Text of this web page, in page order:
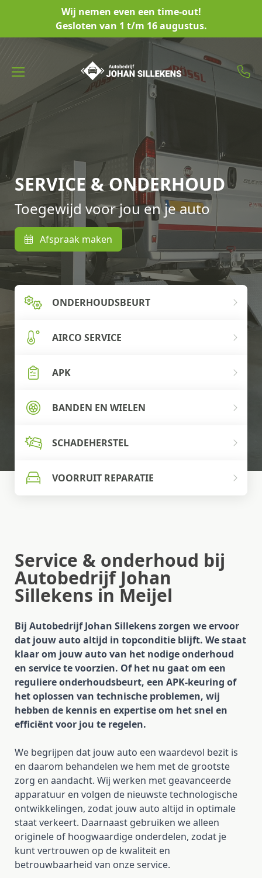
Wij nemen even een time-out!
Gesloten van 1 t/m 16 augustus.
SERVICE & ONDERHOUD
Toegewijd voor jou en je auto
Afspraak maken
ONDERHOUDSBEURT
AIRCO SERVICE
APK
BANDEN EN WIELEN
SCHADEHERSTEL
VOORRUIT REPARATIE
Service & onderhoud bij
Autobedrijf Johan
Sillekens in Meijel
Bij Autobedrijf Johan Sillekens zorgen we ervoor
dat jouw auto altijd in topconditie blijft. We staat
klaar om jouw auto van het nodige onderhoud
en service te voorzien. Of het nu gaat om een
reguliere onderhoudsbeurt, een APK-keuring of
het oplossen van technische problemen, wij
hebben de kennis en expertise om het snel en
efficiënt voor jou te regelen.
We begrijpen dat jouw auto een waardevol bezit is
en daarom behandelen we hem met de grootste
zorg en aandacht. Wij werken met geavanceerde
apparatuur en volgen de nieuwste technologische
ontwikkelingen, zodat jouw auto altijd in optimale
staat verkeert. Daarnaast gebruiken we alleen
originele of hoogwaardige onderdelen, zodat je
kunt vertrouwen op de kwaliteit en
betrouwbaarheid van onze service.